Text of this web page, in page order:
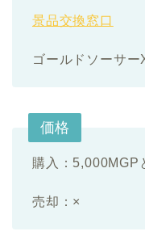
景品交換窓口
ゴールドソーサ
価格
購入：5,000MGP
売却：×